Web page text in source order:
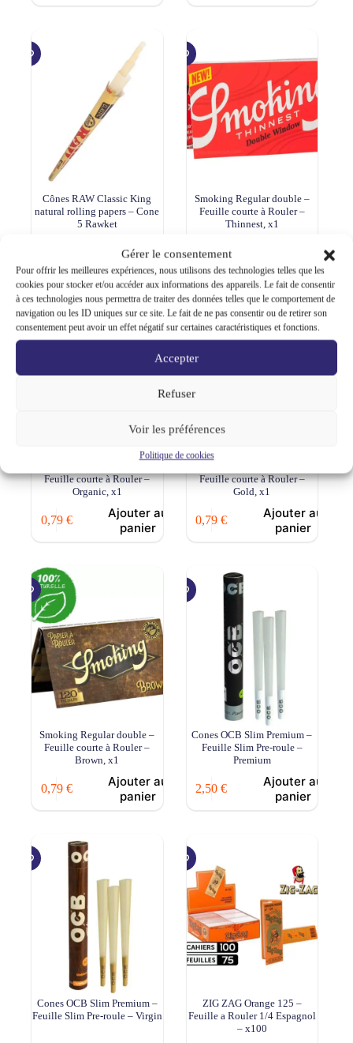
Gérer le consentement
Pour offrir les meilleures expériences, nous utilisons des technologies telles que les
cookies pour stocker et/ou accéder aux informations des appareils. Le fait de consentir
à ces technologies nous permettra de traiter des données telles que le comportement de
navigation ou les ID uniques sur ce site. Le fait de ne pas consentir ou de retirer son
consentement peut avoir un effet négatif sur certaines caractéristiques et fonctions.
Accepter
Refuser
Voir les préférences
Politique de cookies
Cônes RAW Classic King
natural rolling papers – Cone
5 Rawket
panier
Smoking Regular double –
Feuille courte à Rouler –
Thinnest, x1
0,79€
Feuille courte à Rouler –
Organic, x1
0,79 €
Ajouter au
panier
Feuille courte à Rouler –
Gold, x1
0,79€
Ajouter au
panier
Smoking Regular double –
Feuille courte à Rouler –
Brown, x1
0,79 €
Ajouter au
panier
Cones OCB Slim Premium –
Feuille Slim Pre-roule –
Premium
2,50€
Ajouter au
panier
Cones OCB Slim Premium –
Feuille Slim Pre-roule – Virgin
ZIG ZAG Orange 125 –
Feuille a Rouler 1/4 Espagnol
– x100